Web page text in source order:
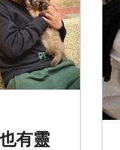
有靈